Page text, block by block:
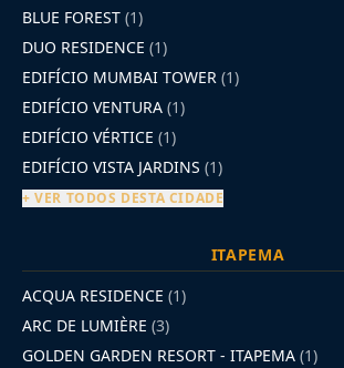
BLUE FOREST (1)
DUO RESIDENCE (1)
EDIFÍCIO MUMBAI TOWER (1)
EDIFÍCIO VENTURA (1)
EDIFÍCIO VÉRTICE (1)
EDIFÍCIO VISTA JARDINS (1)
+ VER TODOS DESTA CIDADE
ITAPEMA
ACQUA RESIDENCE (1)
ARC DE LUMIÈRE (3)
GOLDEN GARDEN RESORT - ITAPEMA (1)